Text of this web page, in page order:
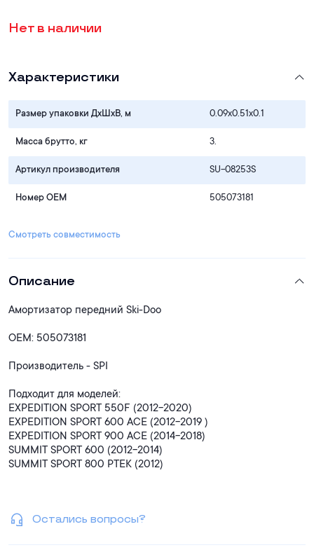
Нет в наличии
Характеристики
Размер упаковки ДхШхВ, м 0.09x0.51x0.1
Масса брутто, кг 3.
Артикул производителя SU-08253S
Номер OEM 505073181
Смотреть совместимость
Описание
Амортизатор передний Ski-Doo
OEM: 505073181
Производитель - SPI
Подходит для моделей:
EXPEDITION SPORT 550F (2012-2020)
EXPEDITION SPORT 600 ACE (2012-2019 )
EXPEDITION SPORT 900 ACE (2014-2018)
SUMMIT SPORT 600 (2012-2014)
SUMMIT SPORT 800 PTEK (2012)
Остались вопросы?